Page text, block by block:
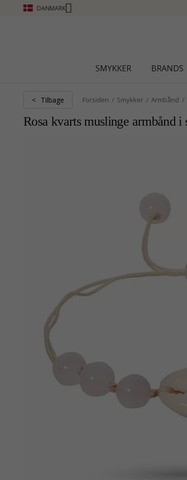
DANMARK CHANTI
SMYKKER BRANDS
< Tilbage Forsiden Smykker Armbånd
Rosa kvarts muslinge armbånd